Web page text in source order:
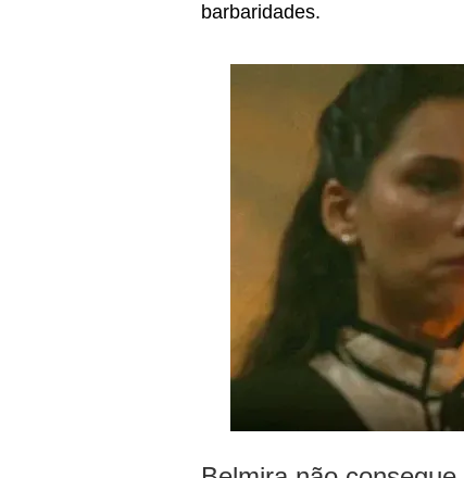
barbaridades.